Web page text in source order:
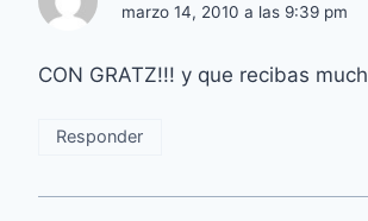
marzo 14, 2010 a las 9:39 pm
CON GRATZ!!! y que recibas
Responder